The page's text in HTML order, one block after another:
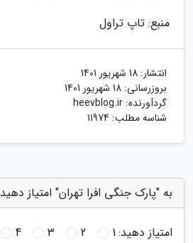
منبع: تاپ تراول
انتشار: 18 شهریور 1401
بروزرسانی: 18 شهریور 1401
گردآورنده: heevblog.ir
شناسه مطلب: 11974
به "پارک جنگی افرا تهران" امتیاز دهید
امتیاز دهید:1
2
3
4